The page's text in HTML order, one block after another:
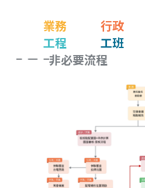
非必要流程
業務 行政
工程
工班